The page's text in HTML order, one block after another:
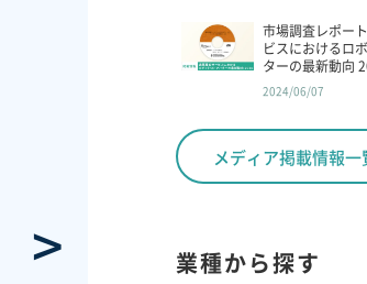
>
市場調査レポー
ビスにおけるロ
ターの最新動向
2024/06/07
メディア掲載情報一
業種から探す